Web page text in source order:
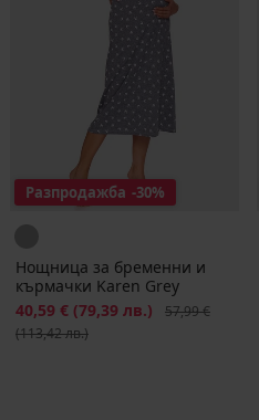
Разпродажба -30%
Нощница за бременни и
кърмачки Karen Grey
Намаление
40,59 € (79,39 лв.)
57,99 €
(113,42 лв.)